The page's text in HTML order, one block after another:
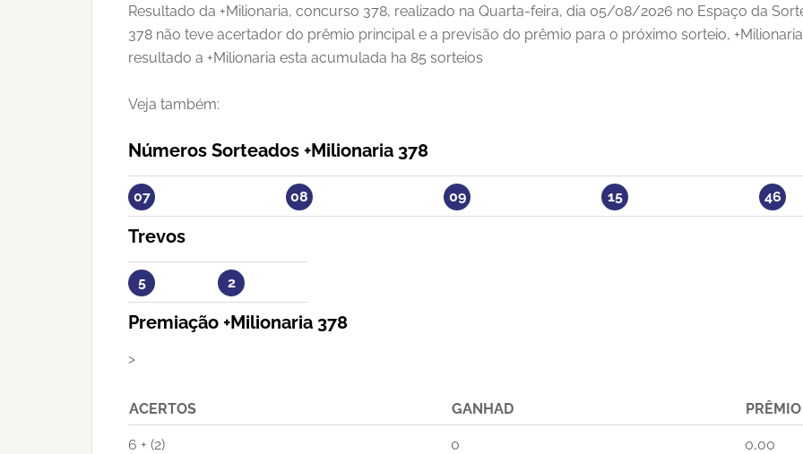
Resultado da +Milionaria, concurso 378, realizado na Quarta-feira, dia 05/08/2026 no Espaço da
378 não teve acertador do prêmio principal e a previsão do prêmio para o próximo sorteio,
resultado a +Milionaria esta acumulada ha 85 sorteios
Veja também:
Números Sorteados +Milionaria 378
07 08 09 15 46
Trevos
5 2
Premiação +Milionaria 378
>
ACERTOS GANHAD PRÊMIO
6 + (2) 0 0,00